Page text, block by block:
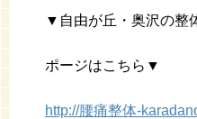
▼自由が丘・奥沢の整
ポージはこちら▼
http://腰痛整体-